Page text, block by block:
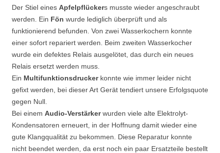
Der Stiel eines Apfelpflückers musste wieder angeschraubt
werden. Ein Fön wurde lediglich überprüft und als
funktionierend befunden. Von zwei Wasserkochern konnte
einer sofort repariert werden. Beim zweiten Wasserkocher
wurde ein defektes Relais ausgelötet, das durch ein neues
Relais ersetzt werden muss.
Ein Multifunktionsdruckerkonnte wie immer leider nicht
gefixt werden, bei dieser Art Gerät tendiert unsere Erfolgsquote
gegen Null.
Bei einem Audio-Verstärkerwurden viele alte Elektrolyt-
Kondensatoren erneuert, in der Hoffnung damit wieder eine
gute Klangqualität zu bekommen. Diese Reparatur konnte
nicht beendet werden, da erst noch ein paar Ersatzteile bestellt